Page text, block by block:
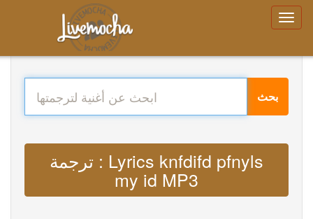
بحث
ترجمة : Lyrics knfdifd pfnyls
my id MP3